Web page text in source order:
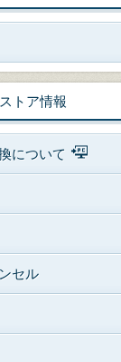
トア情報
について
セル